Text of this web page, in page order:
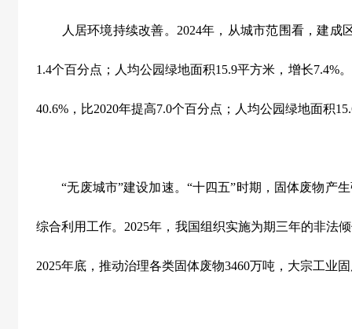
人居环境持续改善。 2024年，从城市范围看，建成
1.4个百分点；人均公园绿地面积15.9平方米，增长7.4%
40.6% ，比2020年提高7.0个百分点；人均公园绿地面积
“无废城市”建设加速。 “十四五”时期，固体废物产
综合利用工作。 2025年，我国组织实施为期三年的非法
2025年底，推动治理各类固体废物3460万吨，大宗工业